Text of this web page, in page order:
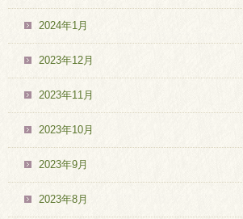
2024年1月
2023年12月
2023年11月
2023年10月
2023年9月
2023年8月